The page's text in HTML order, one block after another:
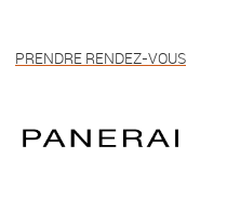
PRENDRE RENDEZ-VOUS